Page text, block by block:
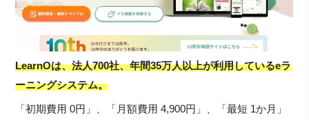
LearnOは、法人700社、年間35万人以上が利用しているeラ
ーニングシステム。
「初期費用 0円」、「月額費用 4,900円」、「最短 1か月」